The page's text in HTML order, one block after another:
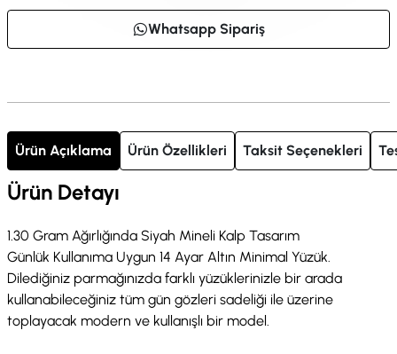
Whatsapp Sipariş
Ürün Açıklama Ürün Özellikleri Taksit Seçenekleri
Ürün Detayı
1.30 Gram Ağırlığında Siyah Mineli Kalp Tasarım
Günlük Kullanıma Uygun 14 Ayar Altın Minimal Yüzük.
Dilediğiniz parmağınızda farklı yüzüklerinizle bir arada
kullanabileceğiniz tüm gün gözleri sadeliği ile üzerine
toplayacak modern ve kullanışlı bir model.